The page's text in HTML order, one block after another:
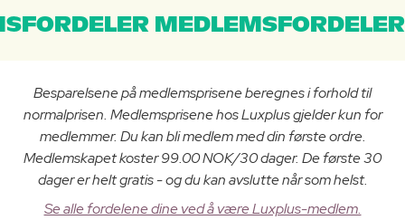
Besparelsene på medlemsprisene beregnes i forhold til
normalprisen. Medlemsprisene hos Luxplus gjelder kun for
medlemmer. Du kan bli medlem med din første ordre.
Medlemskapet koster 99.00 NOK/30 dager. De første 30
dager er helt gratis - og du kan avslutte når som helst.
Se alle fordelene dine ved å være Luxplus-medlem.